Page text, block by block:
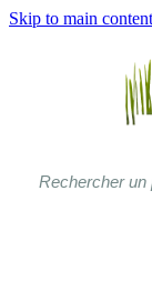
Skip to main content